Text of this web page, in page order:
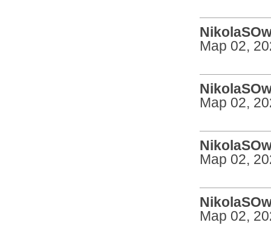
Мар 02,
Мар 02,
Мар 02,
Мар 02,